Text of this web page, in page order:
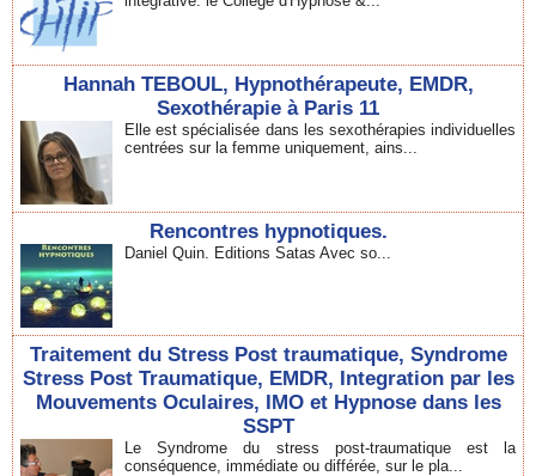
Hannah TEBOUL, Hypnothérapeute, EMDR,
Sexothérapie à Paris 11
Elle est spécialisée dans les sexothérapies individuelles
centrées sur la femme uniquement, ains...
Rencontres hypnotiques.
Daniel Quin. Editions Satas Avec so...
Traitement du Stress Post traumatique, Syndrome
Stress Post Traumatique, EMDR, Integration par les
Mouvements Oculaires, IMO et Hypnose dans les
SSPT
Le Syndrome du stress post-traumatique est la
conséquence, immédiate ou différée, sur le pla...